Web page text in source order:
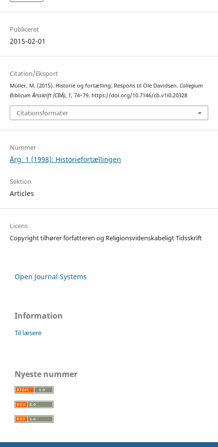
Publiceret
2015-02-01
Citation/Eksport
Müller, M. (2015). Historie og fortælling: Respons til Ole Davidsen. Collegium
Biblicum Årsskrift (CBÅ), 1, 74–79. https://doi.org/10.7146/cb.v1i0.20328
Citationsformater
Nummer
Årg. 1 (1998): Historiefortællingen
Sektion
Articles
Licens
Copyright tilhører forfatteren og Religionsvidenskabeligt Tidsskrift
Open Journal Systems
Information
Til læsere
Nyeste nummer